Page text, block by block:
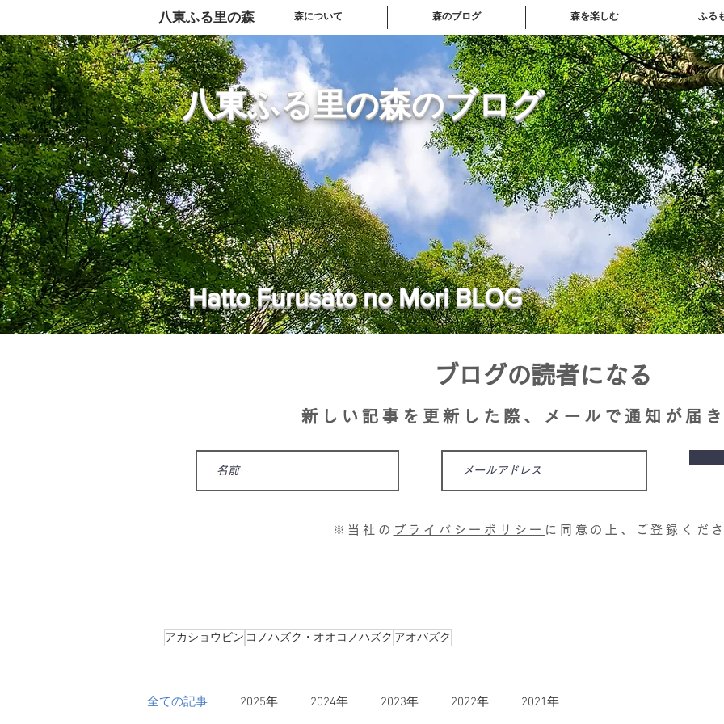
​八東ふる里の森 森について 森のブログ 森を楽しむ ふる
新しい記事を更新した際、メールで通知が届き
※当社の プライバシーポリシー に同意の上、ご登録くださ
ブログの読者になる
八東ふる里の森のブログ
Hatto Furusato no Mori BLOG
アカショウビン コノハズク・オオコノハズク アオバズク
全ての記事 2025年 2024年 2023年 2022年 2021年